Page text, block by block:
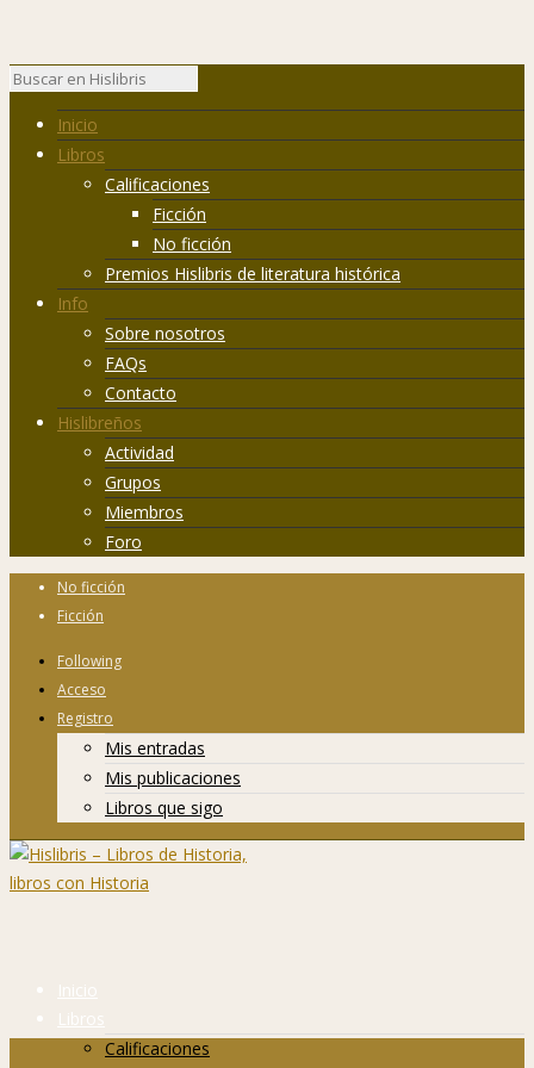
Inicio
Libros
Calificaciones
Ficción
No ficción
Premios Hislibris de literatura histórica
Info
Sobre nosotros
FAQs
Contacto
Hislibreños
Actividad
Grupos
Miembros
Foro
No ficción
Ficción
Following
Acceso
Registro
Mis entradas
Mis publicaciones
Libros que sigo
Inicio
Libros
Calificaciones